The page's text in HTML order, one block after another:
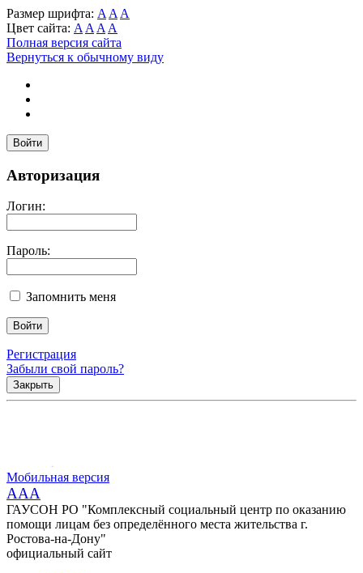
Размер шрифта: A A A
Цвет сайта: A A A A
Полная версия сайта
Вернуться к обычному виду
Войти
Авторизация
Логин:
Пароль:
Запомнить меня
Регистрация
Забыли свой пароль?
Закрыть
Мобильная версия
AAA
ГАУСОН РО "Комплексный социальный центр по оказанию
помощи лицам без определённого места жительства г.
Ростова-на-Дону"
официальный сайт